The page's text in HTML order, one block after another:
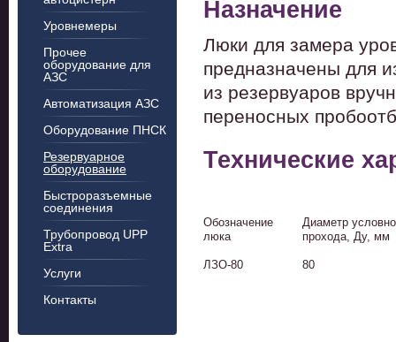
Уровнемеры
Прочее
оборудование для
АЗС
Автоматизация АЗС
Оборудование ПНСК
Резервуарное
оборудование
Быстроразъемные
соединения
Трубопровод UPP
Extra
Услуги
Контакты
Назначение
Люки для замера
предназначены для
из резервуаров
переносных
Технические
Обозначение
люка
Диаметр
прохода, Ду, мм
ЛЗО-80 80